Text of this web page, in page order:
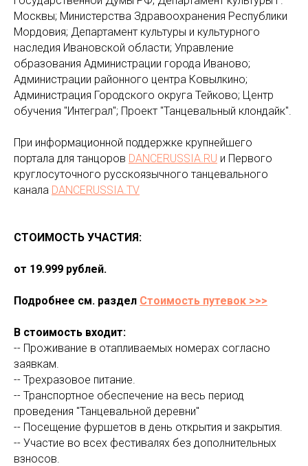
Москвы; Министерства Здравоохранения Республики
Мордовия; Департамент культуры и культурного
наследия Ивановской области; Управление
образования Администрации города Иваново;
Администрации районного центра Ковылкино;
Администрация Городского округа Тейково; Центр
обучения "Интеграл"; Проект "Танцевальный клондайк".
При информационной поддержке крупнейшего
портала для танцоров DANCERUSSIA.RU и Первого
круглосуточного русскоязычного танцевального
канала DANCERUSSIA.TV
СТОИМОСТЬ УЧАСТИЯ:
от 19.999 рублей.
Подробнее см. раздел Стоимость путевок >>>
В стоимость входит:
-- Проживание в отапливаемых номерах согласно
заявкам.
-- Трехразовое питание.
-- Транспортное обеспечение на весь период
проведения "Танцевальной деревни"
-- Посещение фуршетов в день открытия и закрытия.
-- Участие во всех фестивалях без дополнительных
взносов.